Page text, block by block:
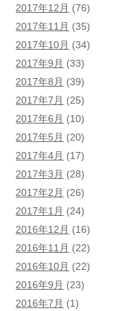
2017年12月 (76)
2017年11月 (35)
2017年10月 (34)
2017年9月 (33)
2017年8月 (39)
2017年7月 (25)
2017年6月 (10)
2017年5月 (20)
2017年4月 (17)
2017年3月 (28)
2017年2月 (26)
2017年1月 (24)
2016年12月 (16)
2016年11月 (22)
2016年10月 (22)
2016年9月 (23)
2016年7月 (1)